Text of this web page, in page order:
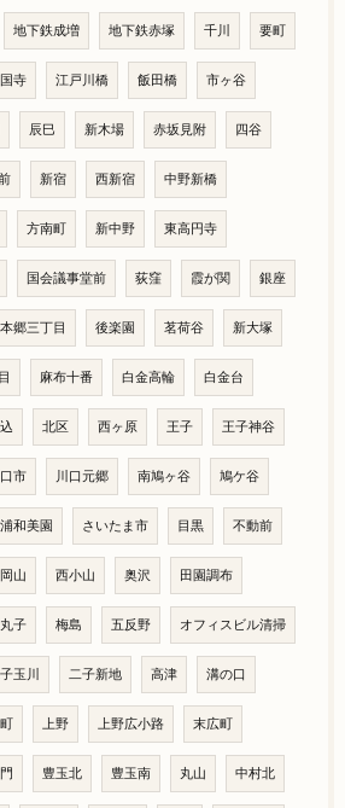
地下鉄成増 地下鉄赤塚 千川 要町
寺 江戸川橋 飯田橋 市ヶ谷
辰巳 新木場 赤坂見附 四谷
新宿 西新宿 中野新橋
方南町 新中野 東高円寺
国会議事堂前 荻窪 霞が関 銀座
本郷三丁目 後楽園 茗荷谷 新大塚
麻布十番 白金高輪 白金台
北区 西ヶ原 王子 王子神谷
市 川口元郷 南鳩ヶ谷 鳩ケ谷
浦和美園 さいたま市 目黒 不動前
山 西小山 奥沢 田園調布
子 梅島 五反野 オフィスビル清掃
玉川 二子新地 高津 溝の口
上野 上野広小路 末広町
豊玉北 豊玉南 丸山 中村北